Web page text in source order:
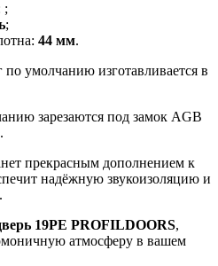
;
;
44 мм.
умолчанию изготавливается в
зарезаются под замок AGB
прекрасным дополнением к
надёжную звукоизоляцию и
19PE PROFILDOORS,
атмосферу в вашем